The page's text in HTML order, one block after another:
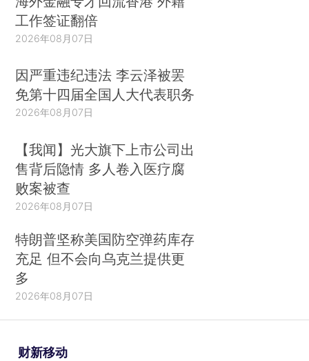
工作签证翻倍
2026年08月07日
因严重违纪违法 李云泽被罢
免第十四届全国人大代表职务
2026年08月07日
【我闻】光大旗下上市公司出
售背后隐情 多人卷入医疗腐
败案被查
2026年08月07日
特朗普坚称美国防空弹药库存
充足 但不会向乌克兰提供更
多
2026年08月07日
财新移动